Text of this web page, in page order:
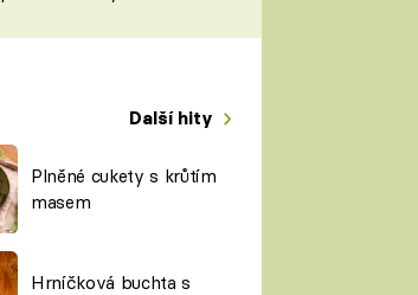
Další hity
Plněné cukety s krůtím
masem
Hrníčková buchta s